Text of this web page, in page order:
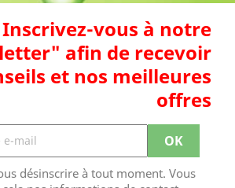
Inscrivez-vous à notre
afin de recevoir
et nos meilleures
offres
désinscrire à tout moment. Vous